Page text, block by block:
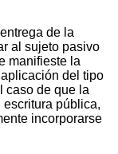
de la
al sujeto pasivo
manifieste la
del tipo
caso de que la
pública,
incorporarse